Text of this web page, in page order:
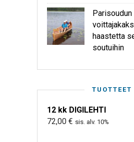
haastetta
soutuihin
TUOTTEET
12 kk DIGILEHTI
72,00 € sis. alv. 10%